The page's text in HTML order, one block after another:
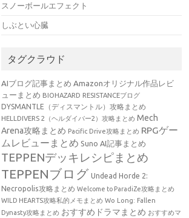
スノーボールエフェクト
しぶとい心臓
タグクラウド
AIブログ記事まとめ Amazonオリジナル作品レビ
ューまとめ BIOHAZARD RESISTANCEブログ
DYSMANTLE（ディスマントル）攻略まとめ
HELLDIVERS 2（ヘルダイバー2）攻略まとめ Mech
Arena攻略まとめ Pacific Drive攻略まとめ RPGゲー
ムレビューまとめ Suno AI記事まとめ
TEPPENデッキレシピまとめ
TEPPENブログ Undead Horde 2:
Necropolis攻略まとめ Welcome to ParadiZe攻略まとめ
WILD HEARTS攻略私的メモまとめ Wo Long: Fallen
Dynasty攻略まとめ おすすめドラマまとめ おすすめマ